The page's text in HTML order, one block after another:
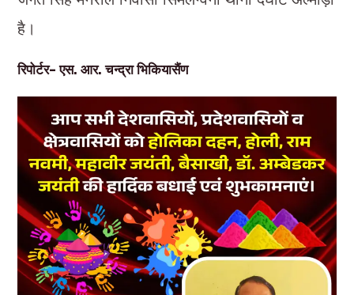
है।
रिपोर्टर- एस. आर. चन्द्रा भिकियासैंण